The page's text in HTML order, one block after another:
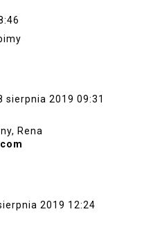
sierpnia 2019 09:31
Rena
2019 12:24